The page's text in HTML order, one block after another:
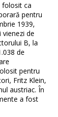
folosit ca
pentru
1939,
de
B, la
de
pentru
Fritz Klein,
austriac. În
a fost